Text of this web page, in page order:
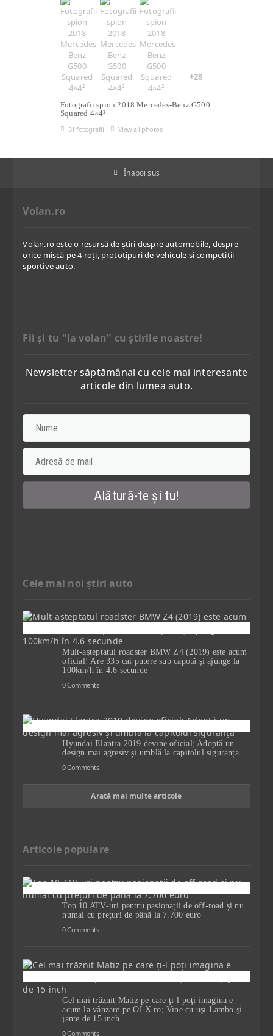
+28
Fotografii spion 2018 Mercedes-Benz G500
Squared 4×4²
31 fotografii
View all photos
Înapoi sus
Volan.ro
Volan.ro este o resursă de știri despre automobile, despre
orice mișcă pe 4 roți, prototipuri de vehicule si competiții
sportive auto.
Fii şi tu "la volan" cu ştirile noastre!
Newsletter săptămânal cu cele mai interesante
articole din lumea auto.
Cele mai noi știri auto
Mult-așteptatul roadster BMW Z4 (2019) este acum
oficial! Are 335 cai putere sub capotă și ajunge la
100km/h în 4.6 secunde
0 Comments
Hyundai Elantra 2019 devine oficial; Adoptă un
design mai agresiv și umblă la capitolul siguranță
0 Comments
Arată mai multe articole
Articole populare
Top 10 ATV-uri pentru pasionații de off-road și nu
numai cu prețuri de până la 7.700 euro
0 Comments
Cel mai trăznit Matiz pe care ţi-l poţi imagina e
acum la vânzare pe OLX.ro; Vine cu uşi Lambo şi
jante de 15 inch
0 Comments